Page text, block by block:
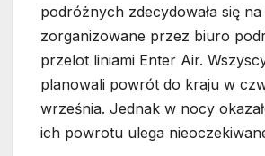
podróżnych zdecydowała się
zorganizowane przez biuro
przelot liniami Enter Air.
planowali powrót do kraju w
września. Jednak w nocy
ich powrotu ulega